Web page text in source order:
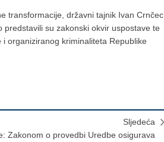
transformacije, državni tajnik Ivan Crnčec
su zakonski okvir uspostave te
organiziranog kriminaliteta Republike
Sljedeća
Zakonom o provedbi Uredbe osigurava